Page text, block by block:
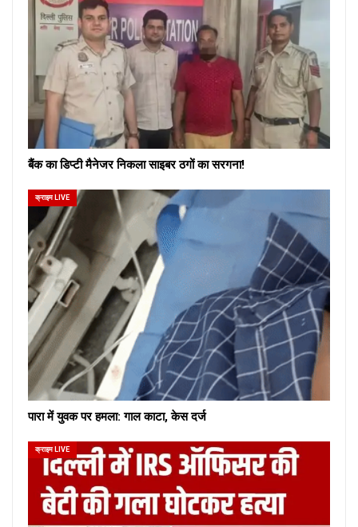
बैंक का डिप्टी मैनेजर निकला साइबर ठगों का सरगना!
क्राइम LIVE
पारा में युवक पर हमला: गाल काटा, केस दर्ज
क्राइम LIVE